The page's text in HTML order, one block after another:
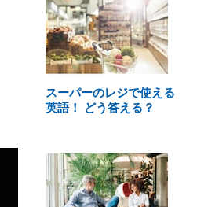
スーパーのレジで使える
英語！ どう答える？